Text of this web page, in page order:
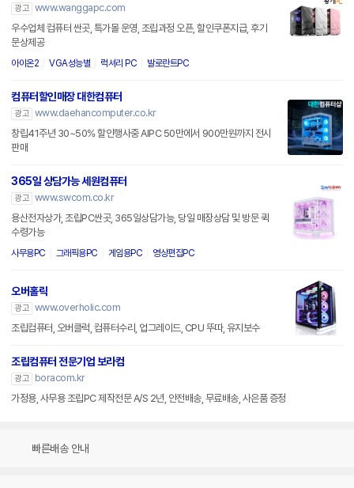
광고 www.wanggapc.com
우수업체 컴퓨터 싼곳, 특가몰 운영, 조립과정 오픈, 할인쿠폰지급, 후기
문상제공
아이온2 VGA성능별 럭셔리 PC 발로란트PC
컴퓨터할인매장 대한컴퓨터
광고 www.daehancomputer.co.kr
창립41주년 30~50% 할인행사중 AIPC 50만에서 900만원까지 전시
판매
365일 상담가능 세원컴퓨터
광고 www.swcom.co.kr
용산전자상가, 조립PC싼곳, 365일상담가능, 당일 매장상담 및 방문 퀵
수령가능
사무용PC 그래픽용PC 게임용PC 영상편집PC
오버홀릭
광고 www.overholic.com
조립컴퓨터, 오버클럭, 컴퓨터수리, 업그레이드, CPU 뚜따, 유지보수
조립컴퓨터 전문기업 보라컴
광고
boracom.kr
가정용, 사무용 조립PC 제작전문 A/S 2년, 안전배송, 무료배송, 사은품 증정
빠른배송 안내